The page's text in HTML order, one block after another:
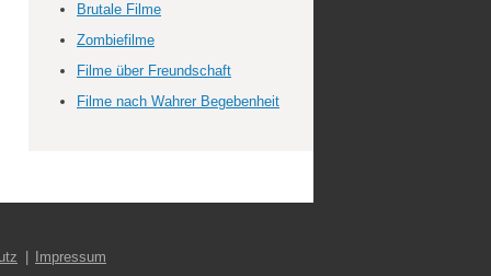
Brutale Filme
Zombiefilme
Filme über Freundschaft
Filme nach Wahrer Begebenheit
Impressum